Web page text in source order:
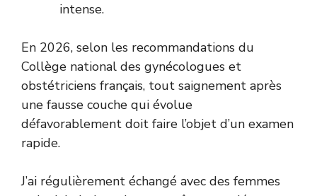
intense.
En 2026, selon les recommandations du
Collège national des gynécologues et
obstétriciens français, tout saignement après
une fausse couche qui évolue
défavorablement doit faire l’objet d’un examen
rapide.
J’ai régulièrement échangé avec des femmes